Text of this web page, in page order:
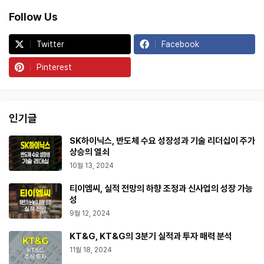
Follow Us
Twitter Facebook
Pinterest
인기글
SK하이닉스, 반도체 수요 성장성과 기술 리더십이 주가
상승의 열쇠
10월 13, 2024
티이엠씨, 실적 전망의 하향 조정과 신사업의 성장 가능
성
9월 12, 2024
KT&G, KT&G의 3분기 실적과 투자 매력 분석
11월 18, 2024